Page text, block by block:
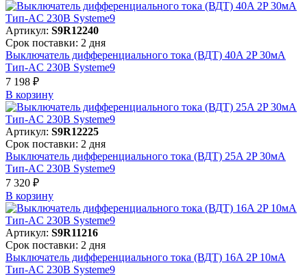
Артикул: S9R12240
Срок поставки: 2 дня
Выключатель дифференциального тока (ВДТ) 40A 2P 30мА
Тип-AC 230В Systeme9
7 198 ₽
В корзинy
Артикул: S9R12225
Срок поставки: 2 дня
Выключатель дифференциального тока (ВДТ) 25A 2P 30мА
Тип-AC 230В Systeme9
7 320 ₽
В корзинy
Артикул: S9R11216
Срок поставки: 2 дня
Выключатель дифференциального тока (ВДТ) 16A 2P 10мА
Тип-AC 230В Systeme9